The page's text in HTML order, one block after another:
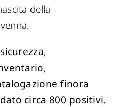
della
,
,
finora
circa 800 positivi,